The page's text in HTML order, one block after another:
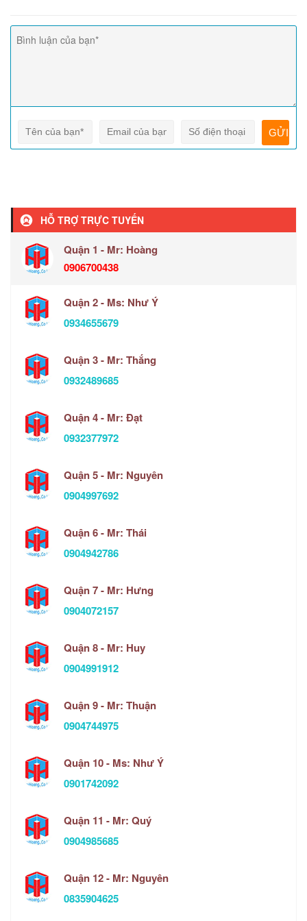
HỖ TRỢ TRỰC TUYẾN
Quận 1 - Mr: Hoàng
0906700438
Quận 2 - Ms: Như Ý
0934655679
Quận 3 - Mr: Thắng
0932489685
Quận 4 - Mr: Đạt
0932377972
Quận 5 - Mr: Nguyên
0904997692
Quận 6 - Mr: Thái
0904942786
Quận 7 - Mr: Hưng
0904072157
Quận 8 - Mr: Huy
0904991912
Quận 9 - Mr: Thuận
0904744975
Quận 10 - Ms: Như Ý
0901742092
Quận 11 - Mr: Quý
0904985685
Quận 12 - Mr: Nguyên
0835904625